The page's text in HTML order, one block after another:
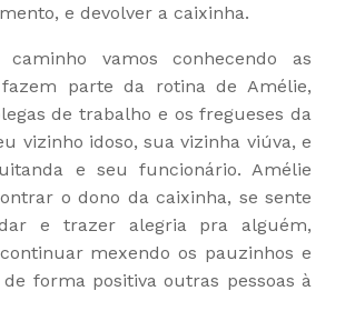
e devolver a caixinha.
vamos conhecendo as
parte da rotina de Amélie,
de trabalho e os fregueses da
vizinho idoso, sua vizinha viúva, e
e seu funcionário. Amélie
o dono da caixinha, se sente
e trazer alegria pra alguém,
mexendo os pauzinhos e
forma positiva outras pessoas à